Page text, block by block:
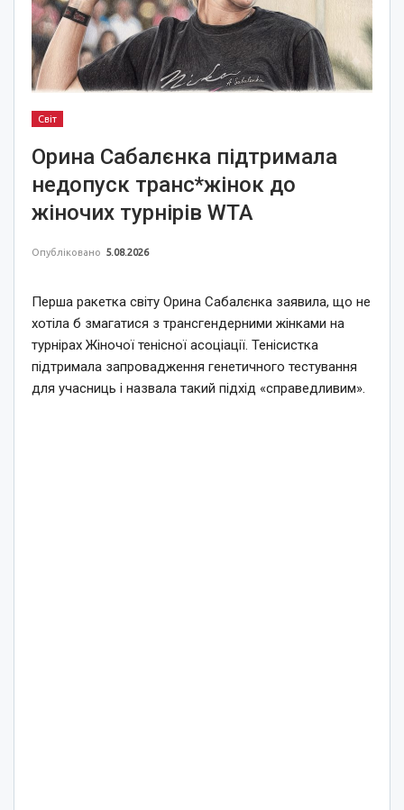
Світ
Орина Сабалєнка підтримала
недопуск транс*жінок до
жіночих турнірів WTA
Опубліковано 5.08.2026
Перша ракетка світу Орина Сабалєнка заявила, що не
хотіла б змагатися з трансгендерними жінками на
турнірах Жіночої тенісної асоціації. Тенісистка
підтримала запровадження генетичного тестування
для учасниць і назвала такий підхід «справедливим».